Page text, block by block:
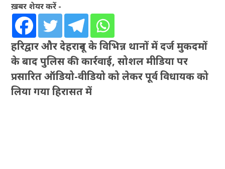
ख़बर शेयर करें -
हरिद्वार और देहरादून के विभिन्न थानों में दर्ज मुकदमों
के बाद पुलिस की कार्रवाई, सोशल मीडिया पर
प्रसारित ऑडियो-वीडियो को लेकर पूर्व विधायक को
लिया गया हिरासत में